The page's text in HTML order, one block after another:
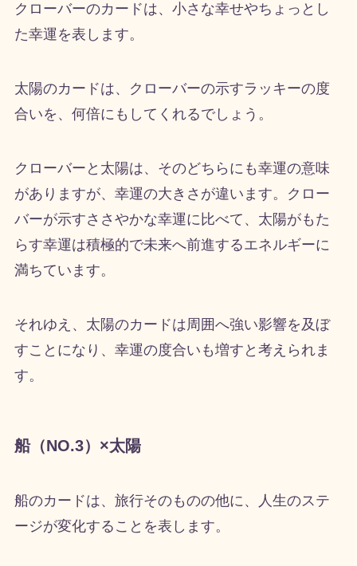
クローバーのカードは、小さな幸せやちょっとし
た幸運を表します。
太陽のカードは、クローバーの示すラッキーの度
合いを、何倍にもしてくれるでしょう。
クローバーと太陽は、そのどちらにも幸運の意味
がありますが、幸運の大きさが違います。クロー
バーが示すささやかな幸運に比べて、太陽がもた
らす幸運は積極的で未来へ前進するエネルギーに
満ちています。
それゆえ、太陽のカードは周囲へ強い影響を及ぼ
すことになり、幸運の度合いも増すと考えられま
す。
船（NO.3）×太陽
船のカードは、旅行そのものの他に、人生のステ
ージが変化することを表します。